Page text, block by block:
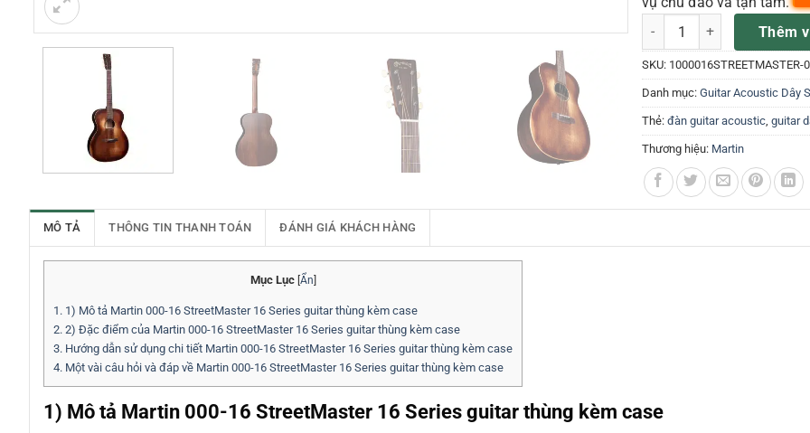
Martin 000-16 StreetMaster
Thêm
SKU: 1000016STREETMASTER-
Danh mục: Guitar Acoustic Dây
Thẻ: đàn guitar acoustic, guitar
Thương hiệu: Martin
MÔ TẢ THÔNG TIN THANH TOÁN ĐÁNH GIÁ KHÁCH HÀNG
Mục Lục Ẩn
1. 1) Mô tả Martin 000-16 StreetMaster 16 Series guitar thùng kèm case
2. 2) Đặc điểm của Martin 000-16 StreetMaster 16 Series guitar thùng kèm case
3. Hướng dẫn sử dụng chi tiết Martin 000-16 StreetMaster 16 Series guitar thùng kèm case
4. Một vài câu hỏi và đáp về Martin 000-16 StreetMaster 16 Series guitar thùng kèm case
1) Mô tả Martin 000-16 StreetMaster 16 Series guitar thùng kèm case